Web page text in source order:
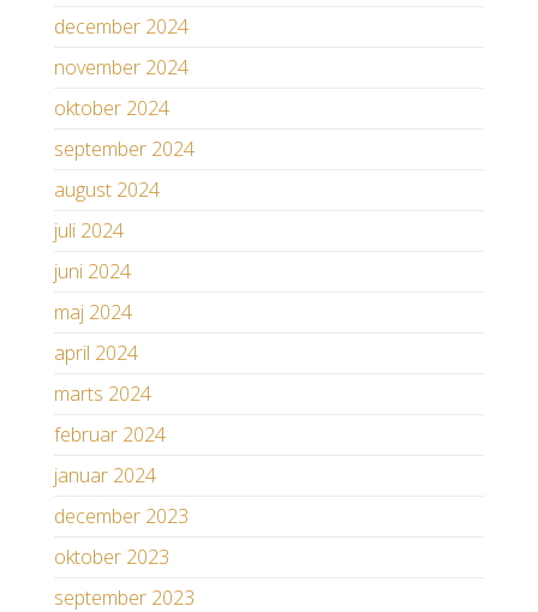
december 2024
november 2024
oktober 2024
september 2024
august 2024
juli 2024
juni 2024
maj 2024
april 2024
marts 2024
februar 2024
januar 2024
december 2023
oktober 2023
september 2023